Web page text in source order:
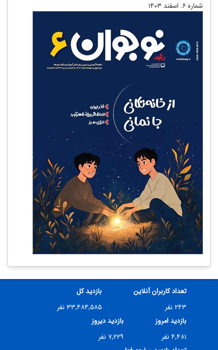
شماره ۶. اسفند ۱۴۰۳
تعداد کاربران آنلاین
۲۴۳ نفر
بازدید کل
۳۳,۴۸۴,۵۸۵ نفر
بازدید امروز
۴,۴۸۱ نفر
بازدید دیروز
۷,۲۲۹ نفر